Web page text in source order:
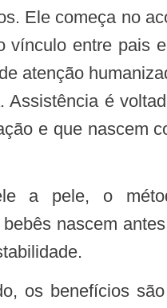
Ele começa no
vínculo entre pais
atenção
Assistência é
e que nascem
nascem